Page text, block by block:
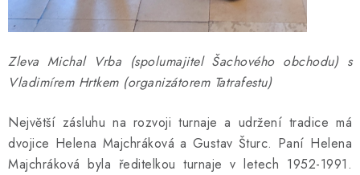
Zleva Michal Vrba (spolumajitel Šachového obchodu) s
Vladimírem Hrtkem (organizátorem Tatrafestu)
Největší zásluhu na rozvoji turnaje a udržení tradice má
dvojice Helena Majchráková a Gustav Šturc. Paní Helena
Majchráková byla ředitelkou turnaje v letech 1952-1991.